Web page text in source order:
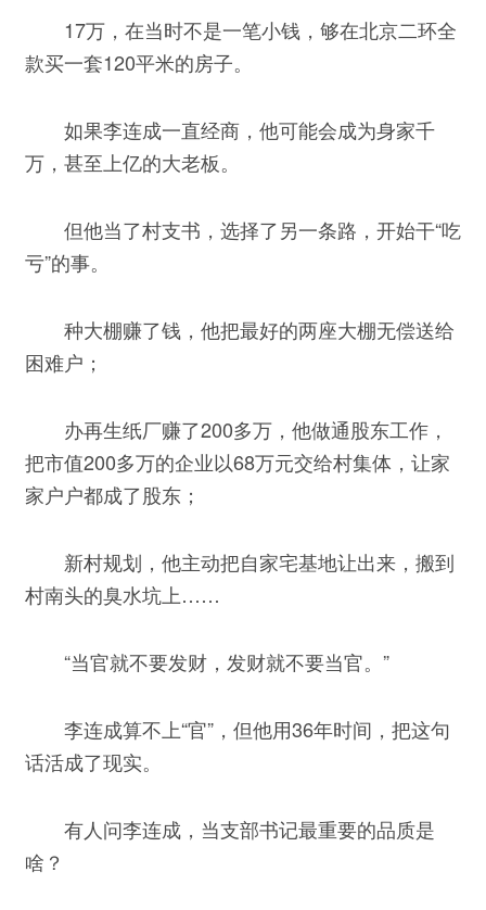
17万，在当时不是一笔小钱，够在北京二环全
款买一套120平米的房子。
如果李连成一直经商，他可能会成为身家千
万，甚至上亿的大老板。
但他当了村支书，选择了另一条路，开始干“吃
亏”的事。
种大棚赚了钱，他把最好的两座大棚无偿送给
困难户；
办再生纸厂赚了200多万，他做通股东工作，
把市值200多万的企业以68万元交给村集体，让家
家户户都成了股东；
新村规划，他主动把自家宅基地让出来，搬到
村南头的臭水坑上……
“当官就不要发财，发财就不要当官。”
李连成算不上“官”，但他用36年时间，把这句
话活成了现实。
有人问李连成，当支部书记最重要的品质是
啥？